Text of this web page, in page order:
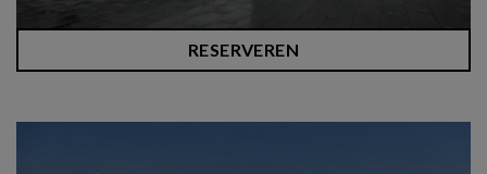
RESERVEREN